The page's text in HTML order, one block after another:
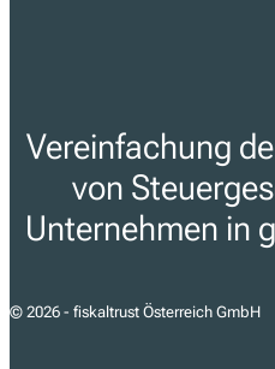
Vereinfachung
von
Unternehmen in
© 2026 - fiskaltrust Österreich GmbH